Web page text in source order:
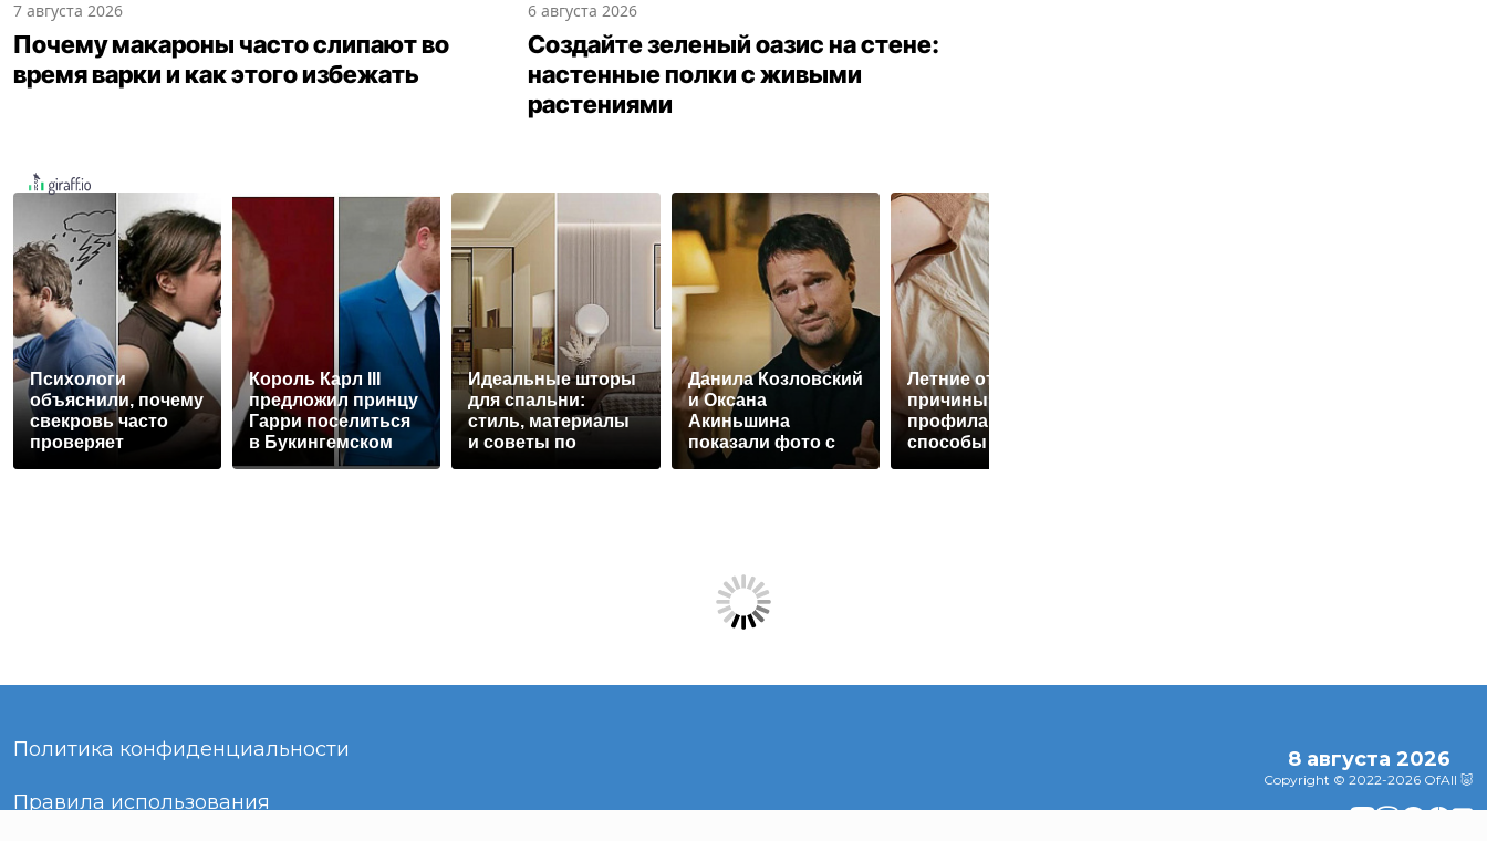
7 августа 2026
Почему макароны часто слипают во
время варки и как этого избежать
6 августа 2026
Создайте зеленый оазис на стене:
настенные полки с живыми
растениями
Психологи
объяснили, почему
свекровь часто
проверяет
Король Карл III
предложил принцу
Гарри поселиться
в Букингемском
дворце
Идеальные шторы
для спальни:
стиль, материалы
и советы по
Данила Козловский
и Оксана
Акиньшина
показали фото с
отдыха в Италии
Летние отеки ног:
причины,
профилактика и
способы снятия
Политика конфиденциальности
Правила использования
8 августа 2026
Copyright © 2022-2026 OfAll 🐷